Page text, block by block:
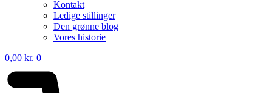
Kontakt
Ledige stillinger
Den grønne blog
Vores historie
0,00 kr. 0